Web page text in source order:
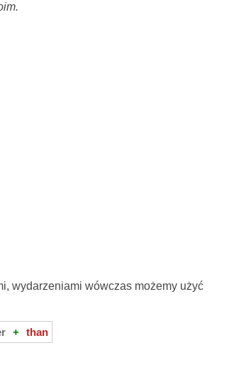
wydarzeniami wówczas możemy użyć
+ than